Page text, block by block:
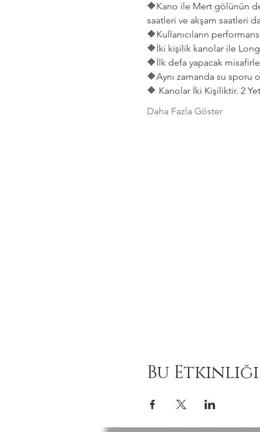
🔶Kano ile Mert gölünün
saatleri ve akşam saatleri
🔶Kullanıcıların
🔶İki kişilik kanolar ile
🔶İlk defa yapacak
🔶Aynı zamanda su sporu
🔶 Kanolar İki Kişiliktir. 2
Daha Fazla Göster
Bu Etkinliği